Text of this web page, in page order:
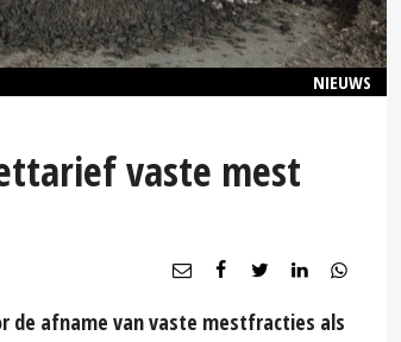
NIEUWS
vaste mest
de afname van vaste mestfracties als